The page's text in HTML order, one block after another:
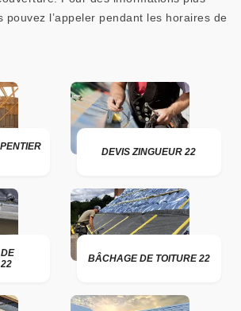
pouvez l’appeler pendant les horaires de
DEVIS ZINGUEUR 22
BÂCHAGE DE TOITURE 22